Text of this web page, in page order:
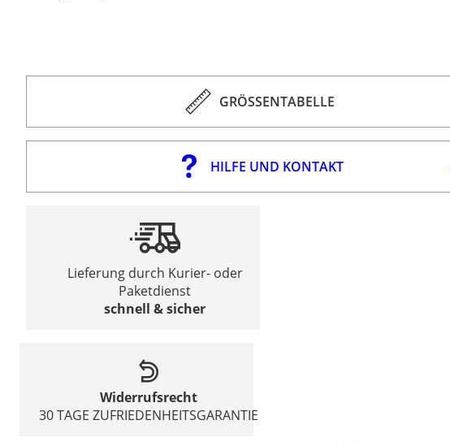
GRÖSSENTABELLE
HILFE UND KONTAKT
Lieferung durch Kurier- oder
Paketdienst
schnell & sicher
Widerrufsrecht
30 TAGE ZUFRIEDENHEITSGARANTIE